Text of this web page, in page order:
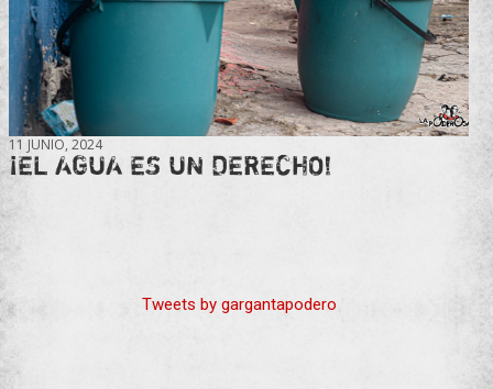
11 JUNIO, 2024
¡EL AGUA ES UN DERECHO!
Tweets by gargantapodero